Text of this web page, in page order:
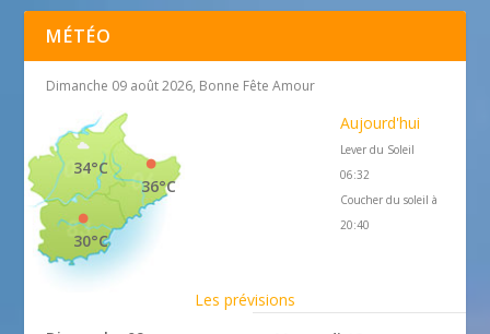
MÉTÉO
Dimanche 09 août 2026, Bonne Fête Amour
36°C
34°C
30°C
Aujourd'hui
Lever du Soleil
06:32
Coucher du soleil à
20:40
Les prévisions